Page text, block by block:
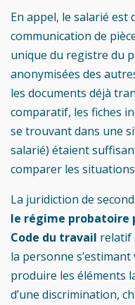
En appel, le salarié est
communication de
unique du registre du
anonymisées des
les documents déjà
comparatif, les fiches
se trouvant dans une
salarié) étaient
comparer les
La juridiction de
le régime probatoire
Code du travail relatif
la personne
produire les éléments
d’une discrimination,